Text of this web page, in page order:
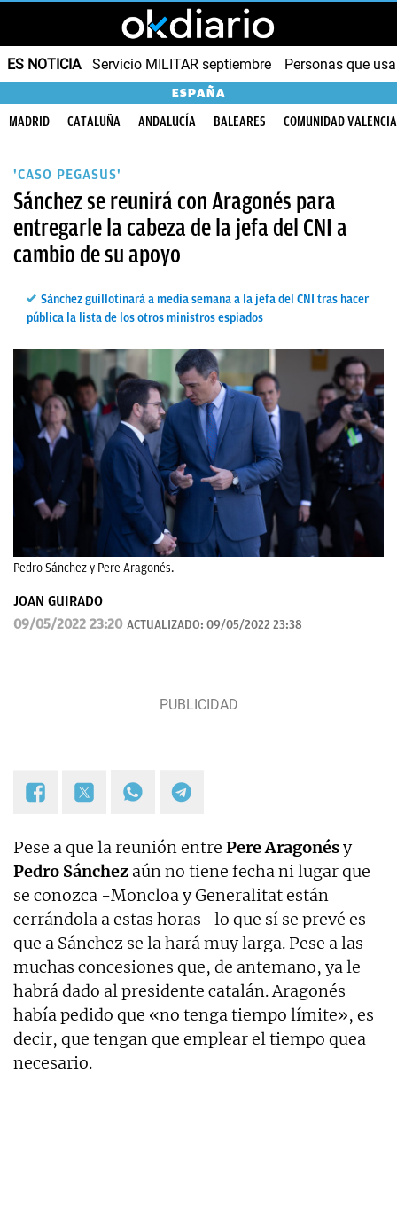
ES NOTICIA Servicio MILITAR septiembre Personas que
ESPAÑA
MADRID CATALUÑA ANDALUCÍA BALEARES COMUNIDAD
'CASO PEGASUS'
Sánchez se reunirá con Aragonés para
entregarle la cabeza de la jefa del CNI a
cambio de su apoyo
Sánchez guillotinará a media semana a la jefa del CNI tras hacer
pública la lista de los otros ministros espiados
Pedro Sánchez y Pere Aragonés.
JOAN GUIRADO
09/05/2022 23:20 ACTUALIZADO: 09/05/2022 23:38
Pese a que la reunión entre Pere Aragonésy
Pedro Sánchez aún no tiene fecha ni lugar que
se conozca -Moncloa y Generalitat están
cerrándola a estas horas- lo que sí se prevé es
que a Sánchez se la hará muy larga. Pese a las
muchas concesiones que, de antemano, ya le
habrá dado al presidente catalán. Aragonés
había pedido que «no tenga tiempo límite», es
decir, que tengan que emplear el tiempo quea
necesario.